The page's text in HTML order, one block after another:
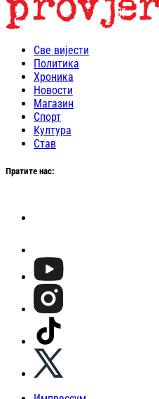
Све вијести
Политика
Хроника
Новости
Магазин
Спорт
Култура
Став
Пратите нас: